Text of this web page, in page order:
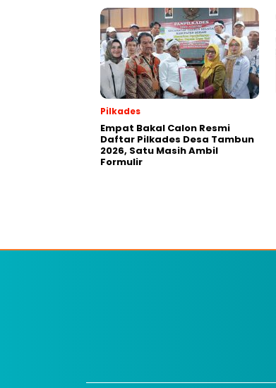
Pilkades
Empat Bakal Calon Resmi
Daftar Pilkades Desa Tambun
2026, Satu Masih Ambil
Formulir